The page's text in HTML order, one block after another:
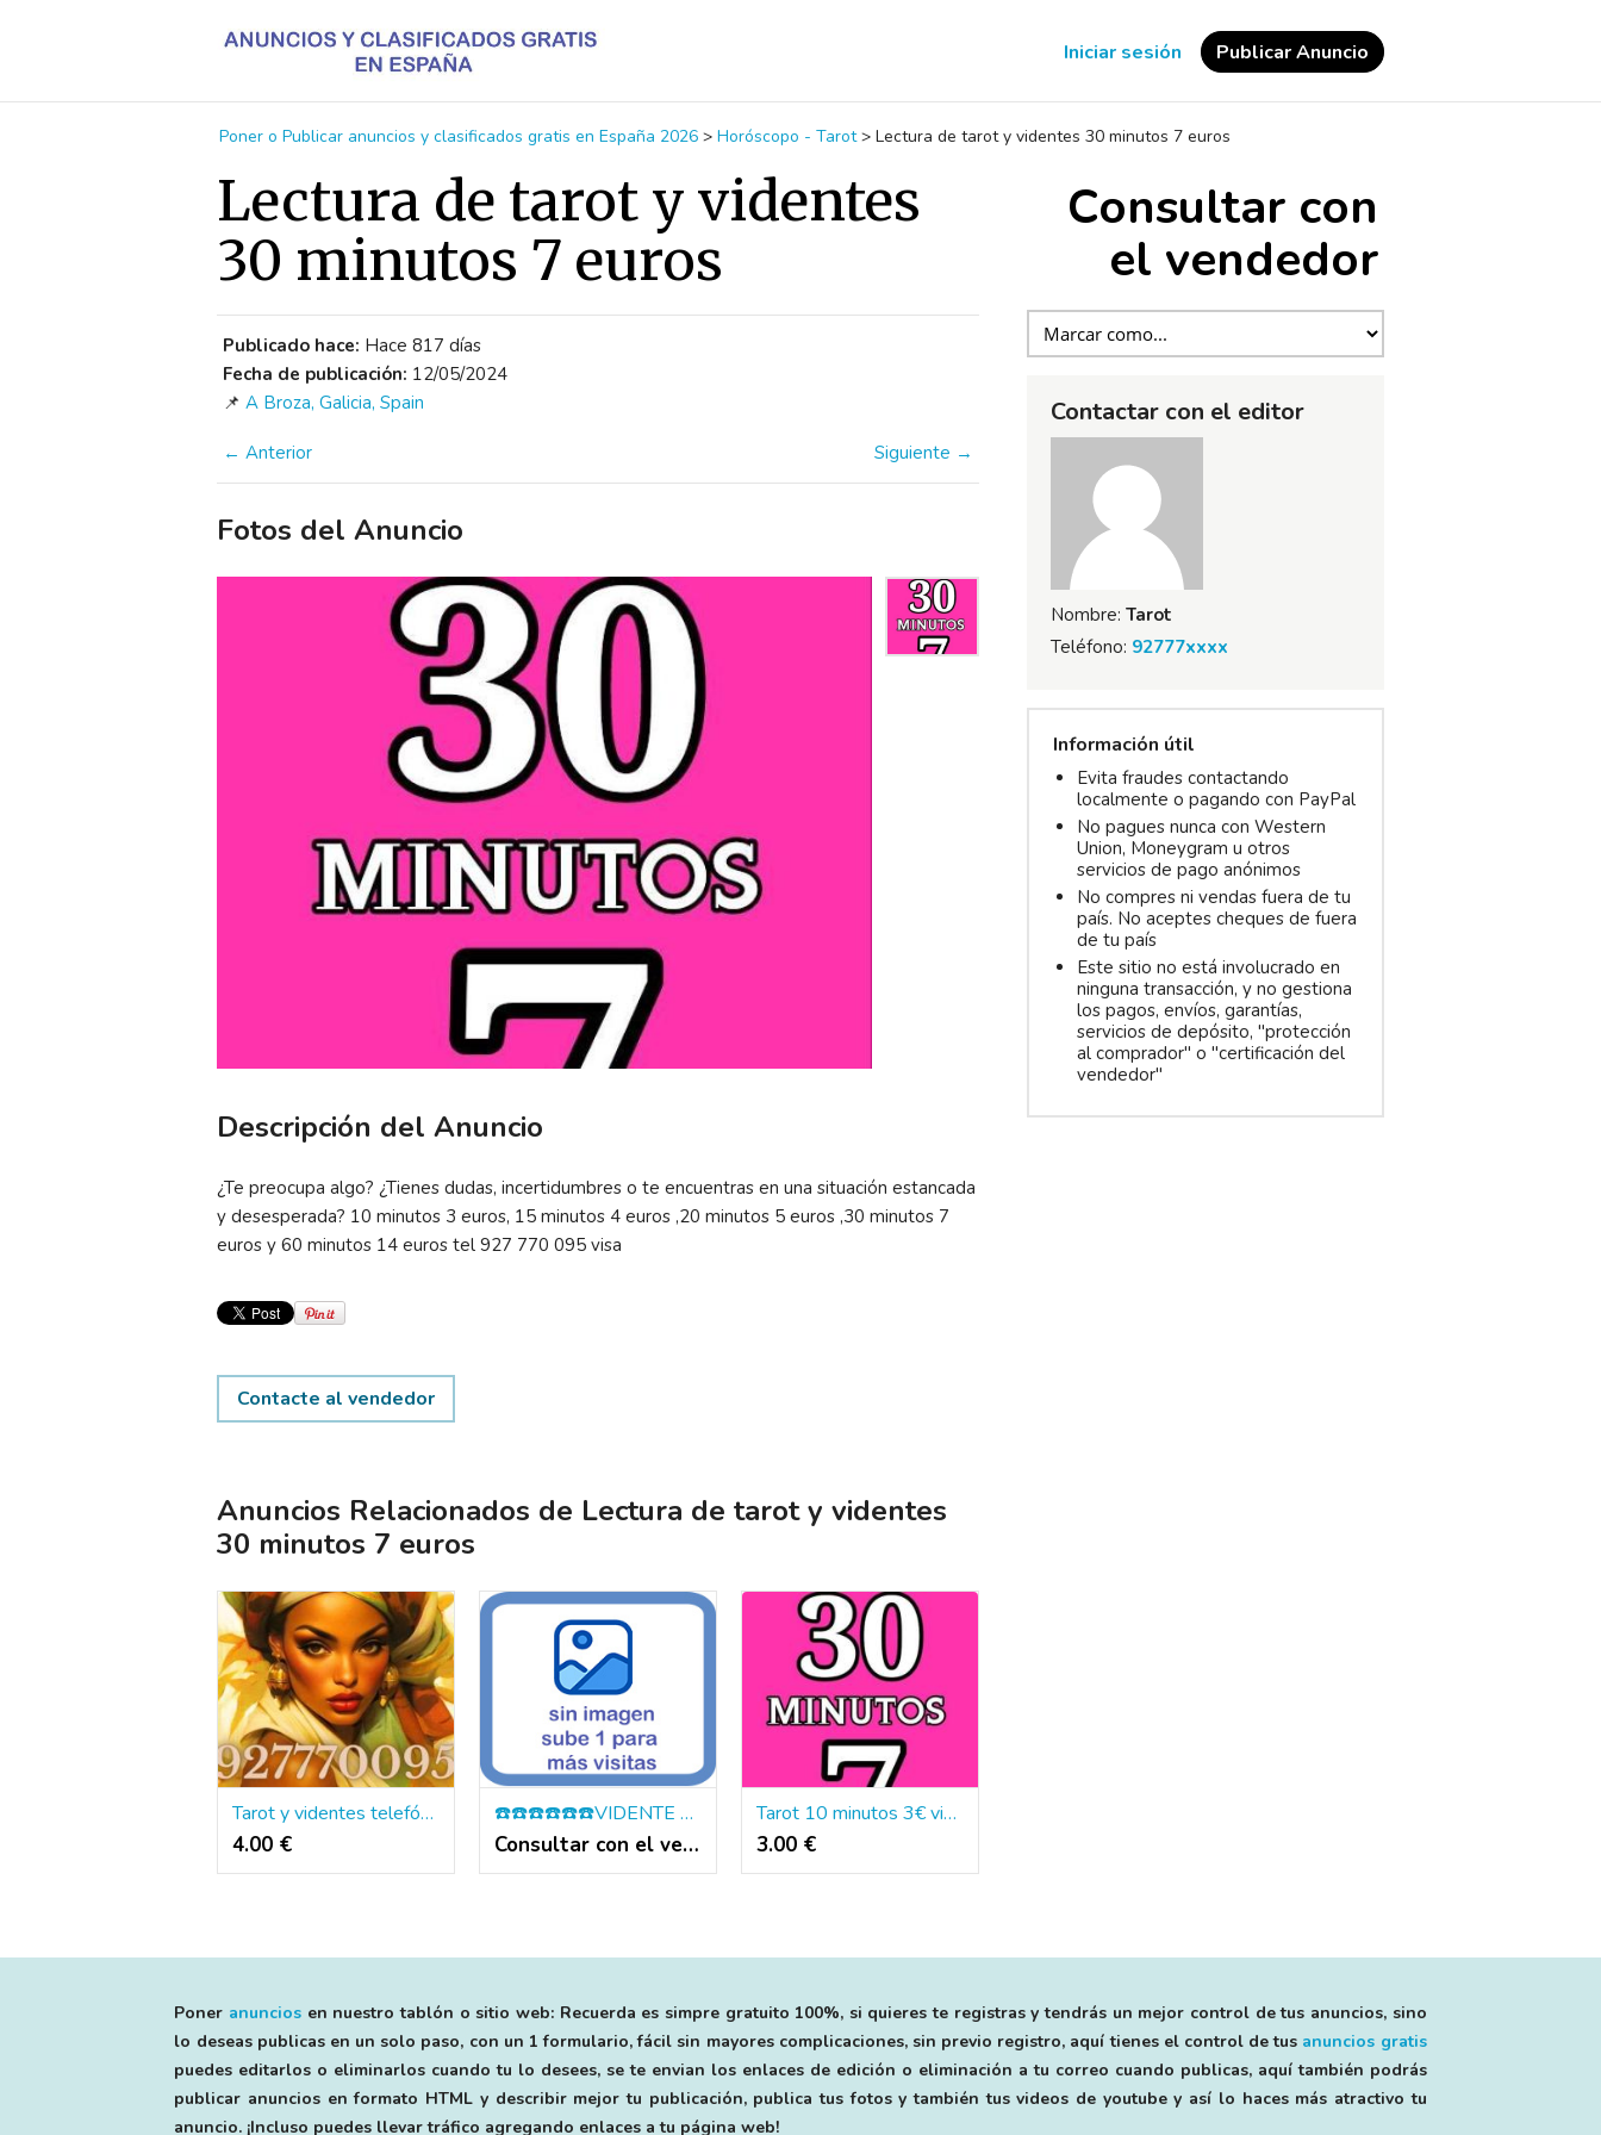
Iniciar sesión Publicar Anuncio
Poner o Publicar anuncios y clasificados gratis en España 2026 > Horóscopo - Tarot > Lectura de tarot y videntes 30 minutos 7 euros
Lectura de tarot y videntes
30 minutos 7 euros
Publicado hace: Hace 817 días
Fecha de publicación: 12/05/2024
📌 A Broza, Galicia, Spain
← Anterior Siguiente →
Fotos del Anuncio
Descripción del Anuncio
¿Te preocupa algo? ¿Tienes dudas, incertidumbres o te encuentras en una situación estancada
y desesperada? 10 minutos 3 euros, 15 minutos 4 euros ,20 minutos 5 euros ,30 minutos 7
euros y 60 minutos 14 euros tel 927 770 095 visa
Contacte al vendedor
Anuncios Relacionados de Lectura de tarot y videntes
30 minutos 7 euros
Tarot y videntes telefónico 15 minutos 4€
4.00 €
☎️☎️☎️☎️☎️☎️VIDENTE SOCIAL TAROTISTA CON VOLUNTAD DE AYUDAR CASI GRATIS ❤️❤️
Consultar con el vendedor
Tarot 10 minutos 3€ videntes
3.00 €
Consultar con
el vendedor
Contactar con el editor
Nombre: Tarot
Teléfono: 92777xxxx
Información útil
Evita fraudes contactando
localmente o pagando con PayPal
No pagues nunca con Western
Union, Moneygram u otros
servicios de pago anónimos
No compres ni vendas fuera de tu
país. No aceptes cheques de fuera
de tu país
Este sitio no está involucrado en
ninguna transacción, y no gestiona
los pagos, envíos, garantías,
servicios de depósito, "protección
al comprador" o "certificación del
vendedor"
Poner anuncios en nuestro tablón o sitio web: Recuerda es simpre gratuito 100%, si quieres te registras y tendrás un mejor control de tus anuncios, sino
lo deseas publicas en un solo paso, con un 1 formulario, fácil sin mayores complicaciones, sin previo registro, aquí tienes el control de tus anuncios gratis
puedes editarlos o eliminarlos cuando tu lo desees, se te envian los enlaces de edición o eliminación a tu correo cuando publicas, aquí también podrás
publicar anuncios en formato HTML y describir mejor tu publicación, publica tus fotos y también tus videos de youtube y así lo haces más atractivo tu
anuncio. ¡Incluso puedes llevar tráfico agregando enlaces a tu página web!